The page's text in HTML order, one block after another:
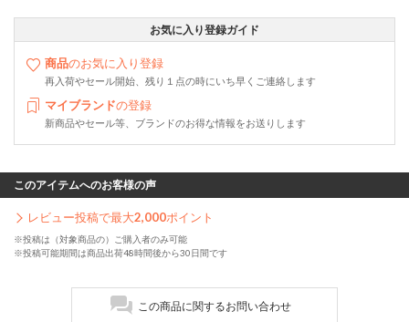
お気に入り登録ガイド
商品のお気に入り登録
再入荷やセール開始、残り１点の時にいち早くご連絡します
マイブランドの登録
新商品やセール等、ブランドのお得な情報をお送りします
このアイテムへのお客様の声
レビュー投稿で最大2,000ポイント
※投稿は（対象商品の）ご購入者のみ可能
※投稿可能期間は商品出荷48時間後から30日間です
この商品に関するお問い合わせ